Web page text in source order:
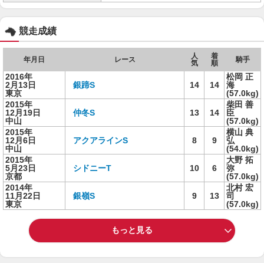
競走成績
年月日 レース
人
気
着
順
騎手
2016年
2月13日
東京
銀蹄S 14 14
松岡 正
海
(57.0kg)
2015年
12月19日
中山
仲冬S 13 14
柴田 善
臣
(57.0kg)
2015年
12月6日
中山
アクアラインS 8 9
横山 典
弘
(54.0kg)
2015年
5月23日
京都
シドニーT 10 6
大野 拓
弥
(57.0kg)
2014年
11月22日
東京
銀嶺S 9 13
北村 宏
司
(57.0kg)
もっと見る